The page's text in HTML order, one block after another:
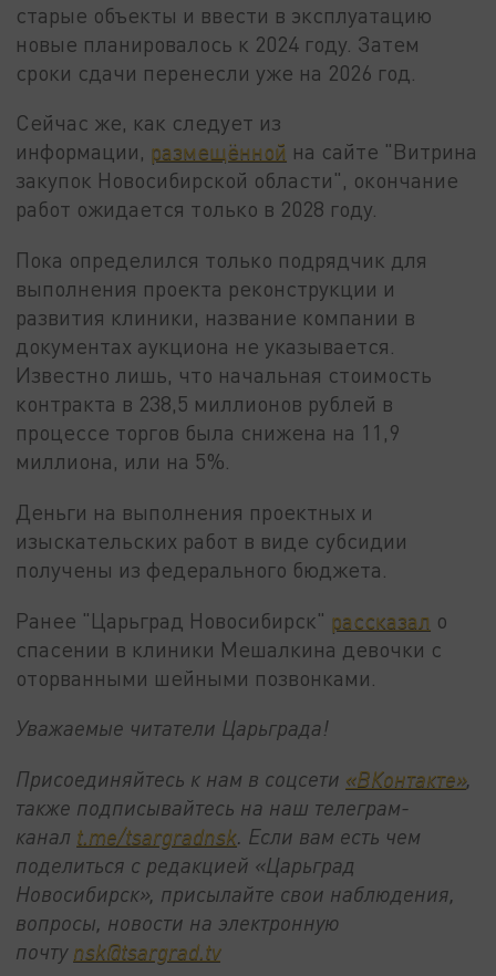
старые объекты и ввести в эксплуатацию
новые планировалось к 2024 году. Затем
сроки сдачи перенесли уже на 2026 год.
Сейчас же, как следует из
информации, размещённой на сайте "Витрина
закупок Новосибирской области", окончание
работ ожидается только в 2028 году.
Пока определился только подрядчик для
выполнения проекта реконструкции и
развития клиники, название компании в
документах аукциона не указывается.
Известно лишь, что начальная стоимость
контракта в 238,5 миллионов рублей в
процессе торгов была снижена на 11,9
миллиона, или на 5%.
Деньги на выполнения проектных и
изыскательских работ в виде субсидии
получены из федерального бюджета.
Ранее "Царьград Новосибирск" рассказал о
спасении в клиники Мешалкина девочки с
оторванными шейными позвонками.
Уважаемые читатели Царьграда!
Присоединяйтесь к нам в соцсети «ВКонтакте»,
также подписывайтесь на наш телеграм-
канал t.me/tsargradnsk. Если вам есть чем
поделиться с редакцией «Царьград
Новосибирск», присылайте свои наблюдения,
вопросы, новости на электронную
почту nsk@tsargrad.tv